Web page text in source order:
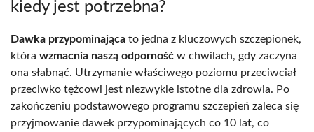
kiedy jest potrzebna?
Dawka przypominająca to jedna z kluczowych szczepionek,
która wzmacnia naszą odporność w chwilach, gdy zaczyna
ona słabnąć. Utrzymanie właściwego poziomu przeciwciał
przeciwko tężcowi jest niezwykle istotne dla zdrowia. Po
zakończeniu podstawowego programu szczepień zaleca się
przyjmowanie dawek przypominających co 10 lat, co